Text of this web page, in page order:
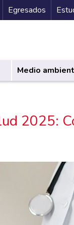
Egresados
Medio
2025: